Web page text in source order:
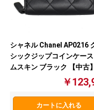
シャネル Chanel AP0216
シックジップコインケー
ムスキン ブラック 【中古】
￥
カートに入れる